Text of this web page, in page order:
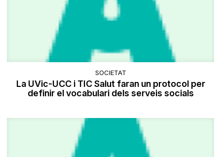
SOCIETAT
La UVic-UCC i TIC Salut faran un protocol per
definir el vocabulari dels serveis socials